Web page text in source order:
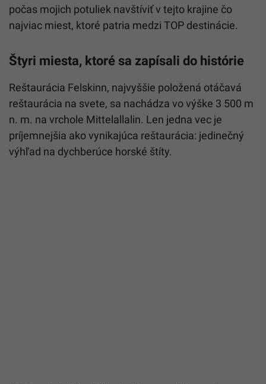
počas mojich potuliek navštíviť v tejto krajine čo
najviac miest, ktoré patria medzi TOP destinácie.
Štyri miesta, ktoré sa zapísali do histórie
Reštaurácia Felskinn, najvyššie položená otáčavá
reštaurácia na svete, sa nachádza vo výške 3 500 m
n. m. na vrchole Mittelallalin. Len jedna vec je
príjemnejšia ako vynikajúca reštaurácia: jedinečný
výhľad na dychberúce horské štíty.